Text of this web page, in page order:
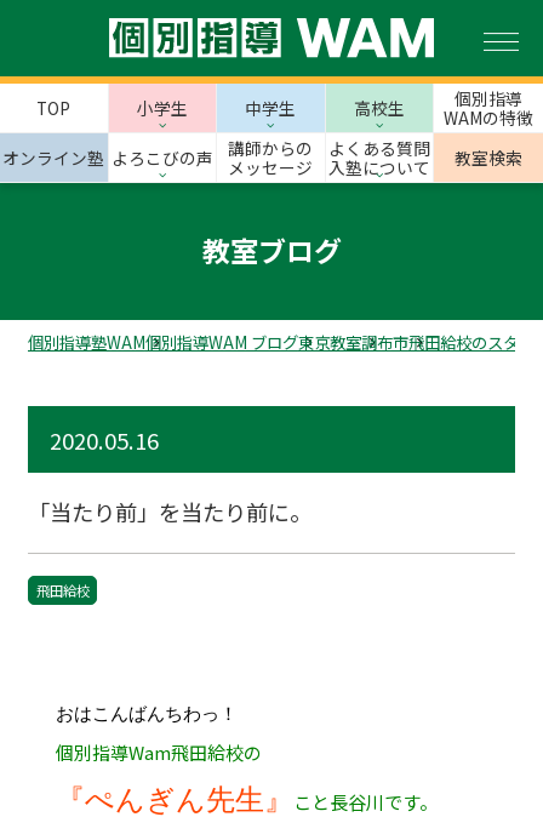
TOP 小学生 中学生 高校生
個別指導
WAMの特徴
オンライン塾 よろこびの声
講師からの
メッセージ
よくある質問
入塾について
教室検索
教室ブログ
個別指導塾WAM個別指導WAM ブログ東京教室調布市飛田給校のスタッ
2020.05.16
「当たり前」を当たり前に。
飛田給校
おはこんばんちわっ！
個別指導Wam飛田給校の
『ぺんぎん先生』 こと長谷川です。